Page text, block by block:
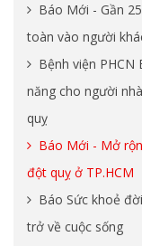
Báo Mới - Gần
toàn vào người
Bệnh viện PHCN
năng cho người
quỵ
Báo Mới - Mở
đột quỵ ở TP.HCM
Báo Sức khoẻ
trở về cuộc sống